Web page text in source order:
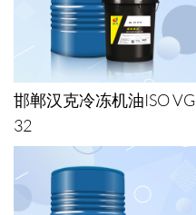
邯郸汉克冷冻机油ISO VG
32